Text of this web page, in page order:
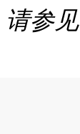
请参见